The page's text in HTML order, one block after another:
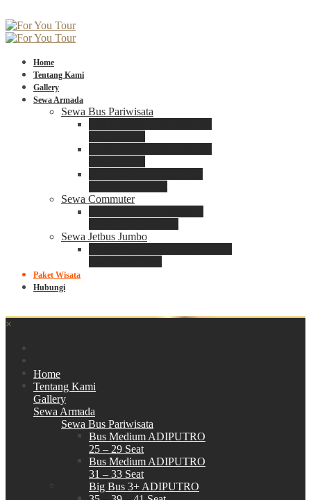
Home
Tentang Kami
Gallery
Sewa Armada
Sewa Bus Pariwisata
Sewa Commuter
Sewa Jetbus Jumbo
Paket Wisata
Hubungi
×
Home
Tentang Kami
Gallery
Sewa Armada
Sewa Bus Pariwisata
Bus Medium ADIPUTRO
25 – 29 Seat
Bus Medium ADIPUTRO
31 – 33 Seat
Big Bus 3+ ADIPUTRO